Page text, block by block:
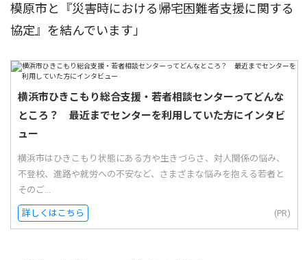
模原市と『災害時における帰宅困難者支援に関する
協定』を結んでいます」
横浜市ひきこもり総合支援・若者相談センターってどんな
ところ？ 最近までセンターを利用していた方にインタビ
ュー
横浜市はひきこもり状態にある方や生きづらさ、対人関係の悩み、
不登校、進路や就労への不安など、さまざまな悩みを抱える若者と
そのご...
詳しくはこちら (PR)